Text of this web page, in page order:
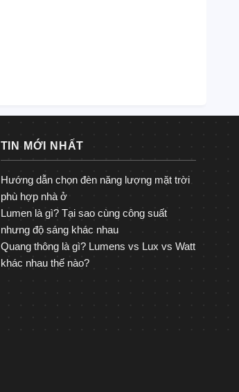
TIN MỚI NHẤT
Hướng dẫn chọn đèn năng lượng mặt trời
phù hợp nhà ở
Lumen là gì? Tại sao cùng công suất
nhưng độ sáng khác nhau
Quang thông là gì? Lumens vs Lux vs Watt
khác nhau thế nào?